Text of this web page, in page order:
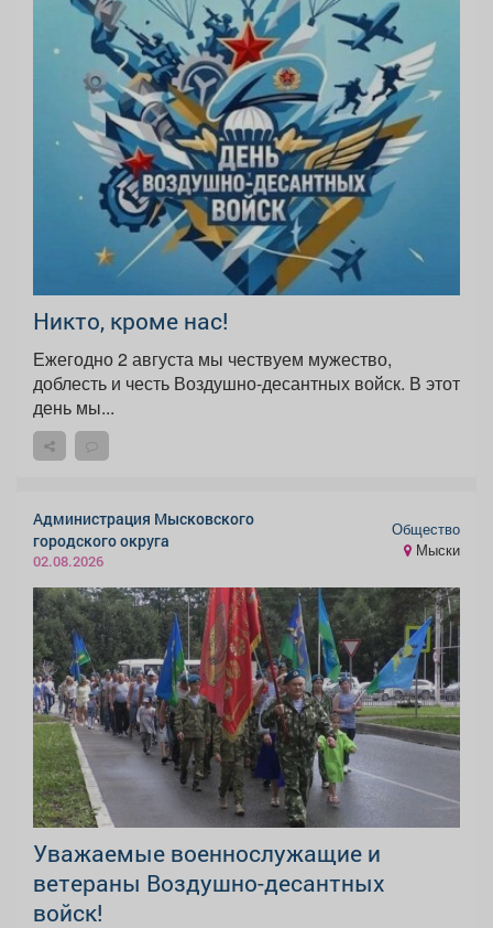
Никто, кроме нас!
Ежегодно 2 августа мы чествуем мужество,
доблесть и честь Воздушно-десантных войск. В этот
день мы...
Администрация Мысковского
городского округа
02.08.2026
Общество
Мыски
Уважаемые военнослужащие и
ветераны Воздушно-десантных
войск!